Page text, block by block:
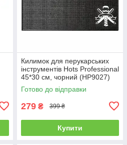
Килимок для перукарських
інструментів Hots Professional
45*30 см, чорний (HP9027)
Готово до відправки
279 ₴ 399 ₴
Купити